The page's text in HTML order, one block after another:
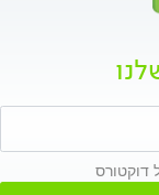
דוקטורס